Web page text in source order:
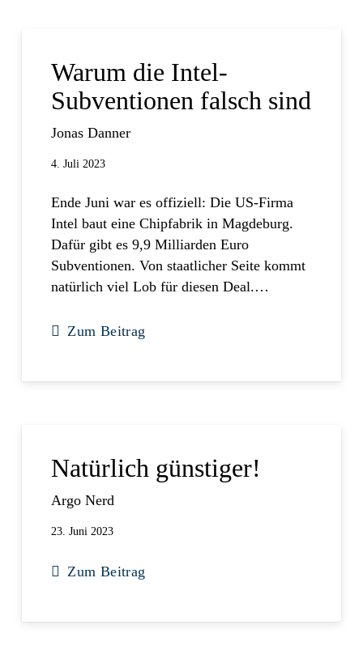
Warum die Intel-
Subventionen falsch sind
Jonas Danner
4. Juli 2023
Ende Juni war es offiziell: Die US-Firma
Intel baut eine Chipfabrik in Magdeburg.
Dafür gibt es 9,9 Milliarden Euro
Subventionen. Von staatlicher Seite kommt
natürlich viel Lob für diesen Deal.…
Zum Beitrag
Natürlich günstiger!
Argo Nerd
23. Juni 2023
Zum Beitrag